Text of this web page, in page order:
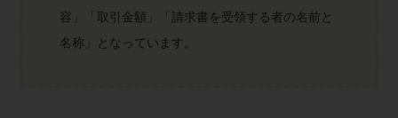
容」「取引金額」「請求書を受領する者の名前と
名称」となっています。